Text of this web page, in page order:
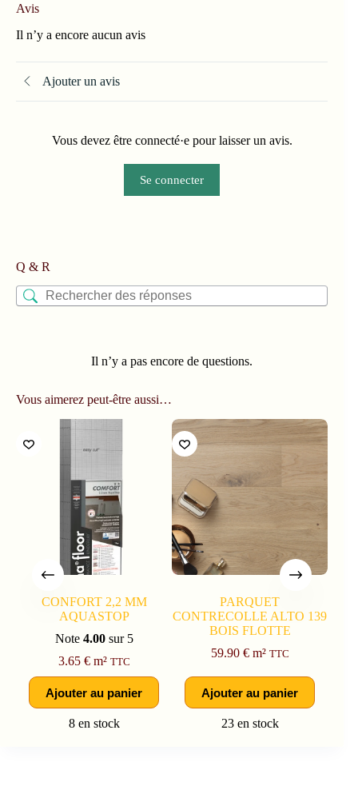
Avis
Il n’y a encore aucun avis
Ajouter un avis
Vous devez être connecté·e pour laisser un avis.
Se connecter
Q & R
Il n’y a pas encore de questions.
Vous aimerez peut-être aussi…
CONFORT 2,2 MM
AQUASTOP
Note 4.00sur 5
3.65 €m² TTC
Ajouter au panier
8 en stock
PARQUET
CONTRECOLLE ALTO 139
BOIS FLOTTE
59.90 €m² TTC
Ajouter au panier
23 en stock